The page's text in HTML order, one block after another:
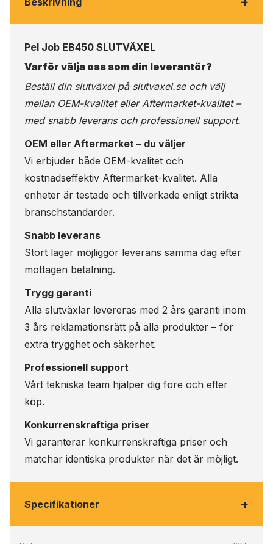
Pel Job EB450 SLUTVÄXEL
Varför välja oss som din leverantör?
Beställ din slutväxel på slutvaxel.seoch välj
mellan OEM-kvalitet eller Aftermarket-kvalitet –
med snabb leverans och professionell support.
OEM eller Aftermarket – du väljer
Vi erbjuder både OEM-kvalitet och
kostnadseffektiv Aftermarket-kvalitet. Alla
enheter är testade och tillverkade enligt strikta
branschstandarder.
Snabb leverans
Stort lager möjliggör leverans samma dag efter
mottagen betalning.
Trygg garanti
Alla slutväxlar levereras med 2 års garanti inom
3 års reklamationsrätt på alla produkter – för
extra trygghet och säkerhet.
Professionell support
Vårt tekniska team hjälper dig före och efter
köp.
Konkurrenskraftiga priser
Vi garanterar konkurrenskraftiga priser och
matchar identiska produkter när det är möjligt.
Specifikationer +